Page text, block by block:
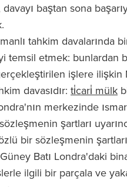
davayı baştan sona
tahkim davalarında
temsil etmek: bunlardan
işlere ilişkin
davasıdır: ti̇cari̇ mülk
merkezinde
şartları
bir sözleşmenin şartları
Batı Londra'daki
ilgili bir parçala ve